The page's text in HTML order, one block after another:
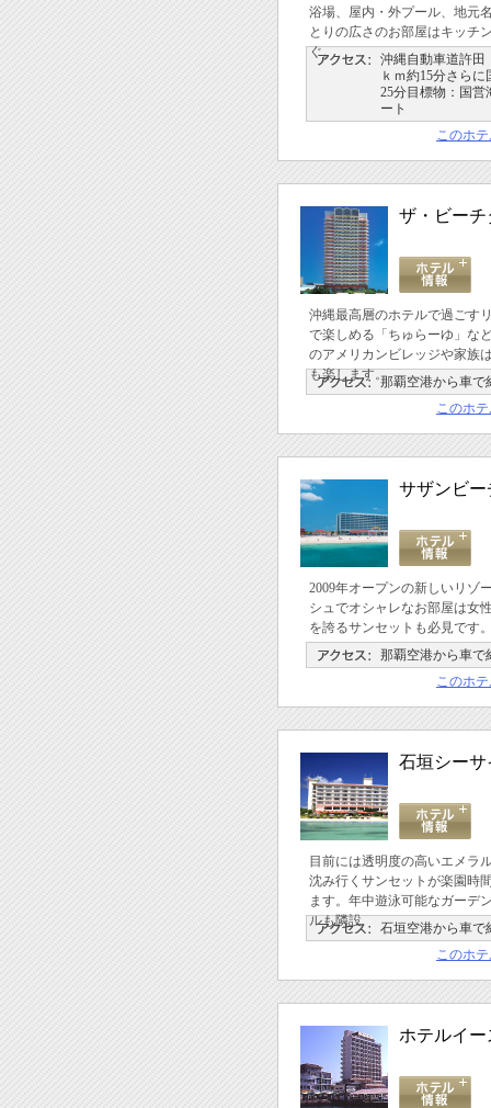
浴場、屋内・外プール、地元
とりの広さのお部屋はキッチ
ぐ。
沖縄自動車道許田
ｋｍ約15分さら
25分目標物：国営
ート
このホ
ザ・ビー
沖縄最高層のホテルで過ごす
で楽しめる「ちゅらーゆ」な
のアメリカンビレッジや家族
も楽します。那覇空港から車で
このホ
サザンビ
2009年オープンの新しいリゾ
シュでオシャレなお部屋は女
を誇るサンセットも必見です
那覇空港から車で
このホ
石垣シー
目前には透明度の高いエメラ
沈み行くサンセットが楽園時
ます。年中遊泳可能なガーデ
ルも隣設
石垣空港から車で
このホ
ホテルイ